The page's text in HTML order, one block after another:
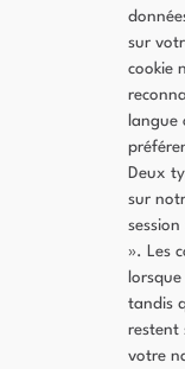
sur
cookie
langue
Deux
sur
». Les
tandis
restent
votre